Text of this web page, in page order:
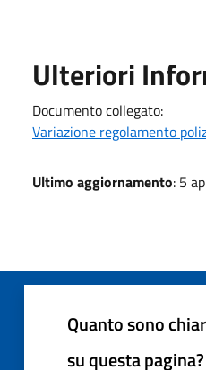
Ulteriori
Documento collegato:
Variazione regolamento
Ultimo aggiornamento: 5
Quanto sono
su questa pagina?